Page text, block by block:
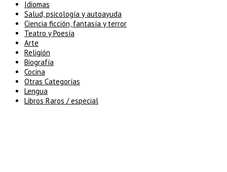
Idiomas
Salud, psicología y autoayuda
Ciencia ficción, fantasía y terror
Teatro y Poesía
Arte
Religión
Biografía
Cocina
Otras Categorías
Lengua
Libros Raros / especial